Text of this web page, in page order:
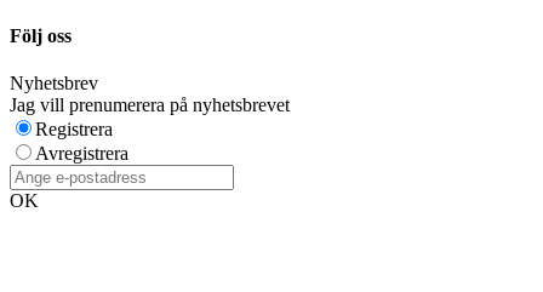
Följ oss
Nyhetsbrev
Jag vill prenumerera på nyhetsbrevet
Registrera
Avregistrera
OK